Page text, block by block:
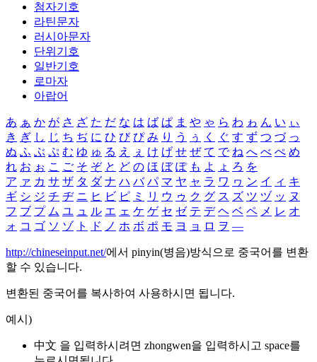
첨자기호
라틴문자
러시아문자
단위기호
일반기호
로마자
아랍어
あ ぁ か が さ ざ た だ な は ば ぱ ま や ゃ ら わ ゎ ん い ぃ
き ぎ し じ ち ぢ に ひ び ぴ み り う ぅ く ぐ す ず つ づ っ
ぬ ふ ぶ ぷ む ゆ ゅ る え ぇ け げ せ ぜ て で ね へ べ ぺ め
れ お ぉ こ ご そ ぞ と ど の ほ ぼ ぽ も よ ょ ろ を
ア ァ カ サ ザ タ ダ ナ ハ バ パ マ ヤ ャ ラ ワ ヮ ン イ ィ キ
ギ シ ジ チ ヂ ニ ヒ ビ ピ ミ リ ウ ゥ ク グ ス ズ ツ ヅ ッ ヌ
フ ブ プ ム ユ ュ ル エ ェ ケ ゲ セ ゼ テ デ ヘ ベ ペ メ レ オ
ォ コ ゴ ソ ゾ ト ド ノ ホ ボ ポ モ ヨ ョ ロ ヲ ―
http://chineseinput.net/에서 pinyin(병음)방식으로 중국어를 변환
할 수 있습니다.
변환된 중국어를 복사하여 사용하시면 됩니다.
예시)
中文 을 입력하시려면 zhongwen을 입력하시고 space를